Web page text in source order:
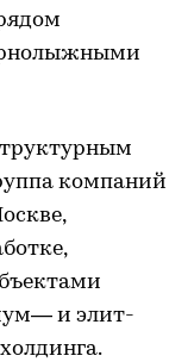
компаний
и элит-